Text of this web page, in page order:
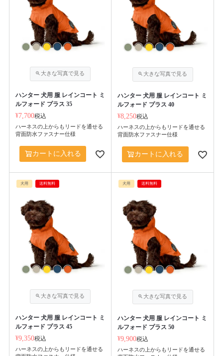
ハンター 犬用 服 レインコート ミ
ルフォード プラス 35
¥7,700税込
ハーネスの上からもリードを通せる
背面防水ファスナー仕様
カートに入れる
ハンター 犬用 服 レインコート ミ
ルフォード プラス 40
¥8,250税込
ハーネスの上からもリードを通せる
背面防水ファスナー仕様
カートに入れる
犬用 送料無料
ハンター 犬用 服 レインコート ミ
ルフォード プラス 45
¥9,350税込
ハーネスの上からもリードを通せる
犬用 送料無料
ハンター 犬用 服 レインコート ミ
ルフォード プラス 50
¥9,900税込
ハーネスの上からもリードを通せる